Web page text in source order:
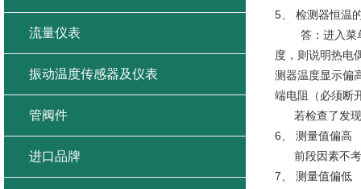
5、 检测器恒温
答：进入菜单
度，则说明热电
测器温度显示偏
端电阻（必须断
若检查了发现
6、 测量值偏高
前段因素不考
7、 测量值偏低
流量仪表
振动温度传感器及仪表
管阀件
进口品牌